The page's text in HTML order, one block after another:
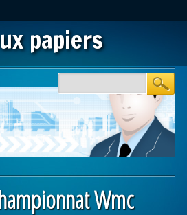
papiers
Wmc